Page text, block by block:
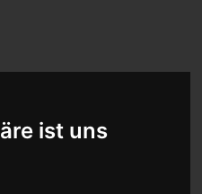
ist uns
Reparatur oder